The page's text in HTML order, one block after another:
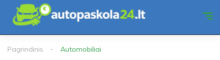
Pagrindinis Automobiliai